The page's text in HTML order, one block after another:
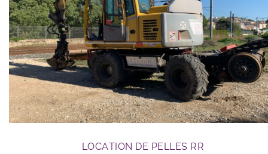
travaux RFN
LOCATION DE PELLES RR